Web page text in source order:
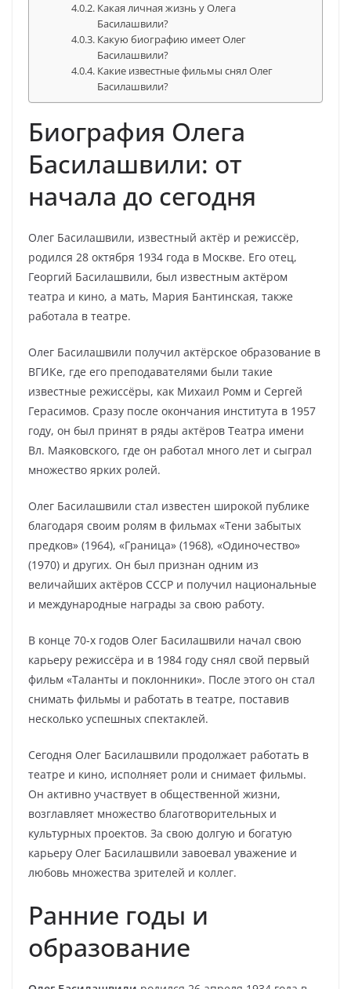
Какая личная жизнь у Олега
Басилашвили?
Какую биографию имеет Олег
Басилашвили?
Какие известные фильмы снял Олег
Басилашвили?
Биография Олега
Басилашвили: от
начала до сегодня
Олег Басилашвили, известный актёр и режиссёр,
родился 28 октября 1934 года в Москве. Его отец,
Георгий Басилашвили, был известным актёром
театра и кино, а мать, Мария Бантинская, также
работала в театре.
Олег Басилашвили получил актёрское образование в
ВГИКе, где его преподавателями были такие
известные режиссёры, как Михаил Ромм и Сергей
Герасимов. Сразу после окончания института в 1957
году, он был принят в ряды актёров Театра имени
Вл. Маяковского, где он работал много лет и сыграл
множество ярких ролей.
Олег Басилашвили стал известен широкой публике
благодаря своим ролям в фильмах «Тени забытых
предков» (1964), «Граница» (1968), «Одиночество»
(1970) и других. Он был признан одним из
величайших актёров СССР и получил национальные
и международные награды за свою работу.
В конце 70-х годов Олег Басилашвили начал свою
карьеру режиссёра и в 1984 году снял свой первый
фильм «Таланты и поклонники». После этого он стал
снимать фильмы и работать в театре, поставив
несколько успешных спектаклей.
Сегодня Олег Басилашвили продолжает работать в
театре и кино, исполняет роли и снимает фильмы.
Он активно участвует в общественной жизни,
возглавляет множество благотворительных и
культурных проектов. За свою долгую и богатую
карьеру Олег Басилашвили завоевал уважение и
любовь множества зрителей и коллег.
Ранние годы и
образование